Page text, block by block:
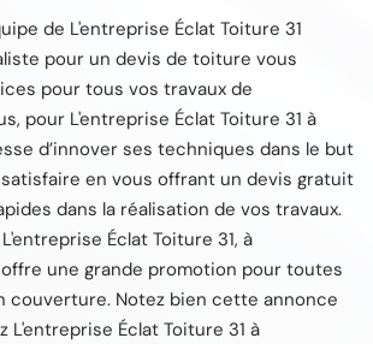
de L'entreprise Éclat Toiture 31
pour un devis de toiture vous
pour tous vos travaux de
pour L'entreprise Éclat Toiture 31 à
d’innover ses techniques dans le but
en vous offrant un devis gratuit
dans la réalisation de vos travaux.
Éclat Toiture 31, à
une grande promotion pour toutes
couverture. Notez bien cette annonce
L'entreprise Éclat Toiture 31 à